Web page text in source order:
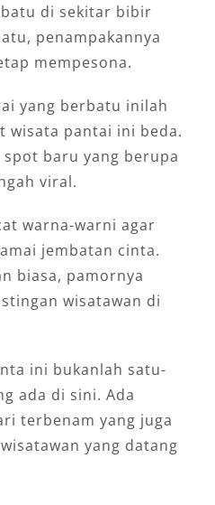
di sekitar bibir
penampakannya
mempesona.
yang berbatu inilah
wisata pantai ini beda.
baru yang berupa
viral.
warna-warni agar
jembatan cinta.
biasa, pamornya
wisatawan di
ini bukanlah satu-
ada di sini. Ada
terbenam yang juga
yang datang